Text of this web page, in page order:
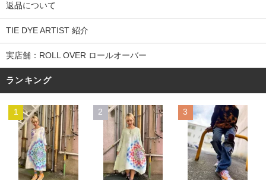
返品について
TIE DYE ARTIST 紹介
実店舗：ROLL OVER ロールオーバー
ランキング
1 2 3